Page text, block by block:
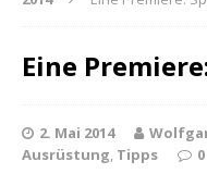
Eine
2. Mai 2014
Ausrüstung, Tipps 0